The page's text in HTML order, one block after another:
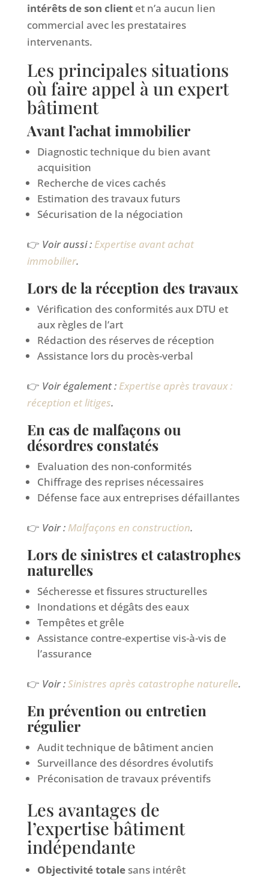
intérêts de son clientet n’a aucun lien
commercial avec les prestataires
intervenants.
Les principales situations
où faire appel à un expert
bâtiment
Avant l’achat immobilier
Diagnostic technique du bien avant
acquisition
Recherche de vices cachés
Estimation des travaux futurs
Sécurisation de la négociation
👉 Voir aussi : Expertise avant achat
immobilier.
Lors de la réception des travaux
Vérification des conformités aux DTU et
aux règles de l’art
Rédaction des réserves de réception
Assistance lors du procès-verbal
👉 Voir également : Expertise après travaux :
réception et litiges.
En cas de malfaçons ou
désordres constatés
Evaluation des non-conformités
Chiffrage des reprises nécessaires
Défense face aux entreprises défaillantes
👉 Voir : Malfaçons en construction.
Lors de sinistres et catastrophes
naturelles
Sécheresse et fissures structurelles
Inondations et dégâts des eaux
Tempêtes et grêle
Assistance contre-expertise vis-à-vis de
l’assurance
👉 Voir :Sinistres après catastrophe naturelle.
En prévention ou entretien
régulier
Audit technique de bâtiment ancien
Surveillance des désordres évolutifs
Préconisation de travaux préventifs
Les avantages de
l’expertise bâtiment
indépendante
Objectivité totalesans intérêt